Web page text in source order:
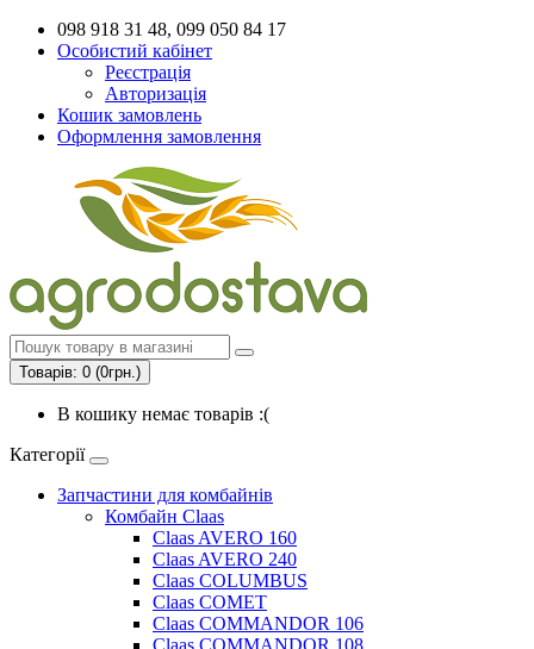
098 918 31 48, 099 050 84 17
Особистий кабінет
Реєстрація
Авторизація
Кошик замовлень
Оформлення замовлення
Товарів: 0 (0грн.)
В кошику немає товарів :(
Категорії
Запчастини для комбайнів
Комбайн Claas
Claas AVERO 160
Claas AVERO 240
Claas COLUMBUS
Claas COMET
Claas COMMANDOR 106
Claas COMMANDOR 108